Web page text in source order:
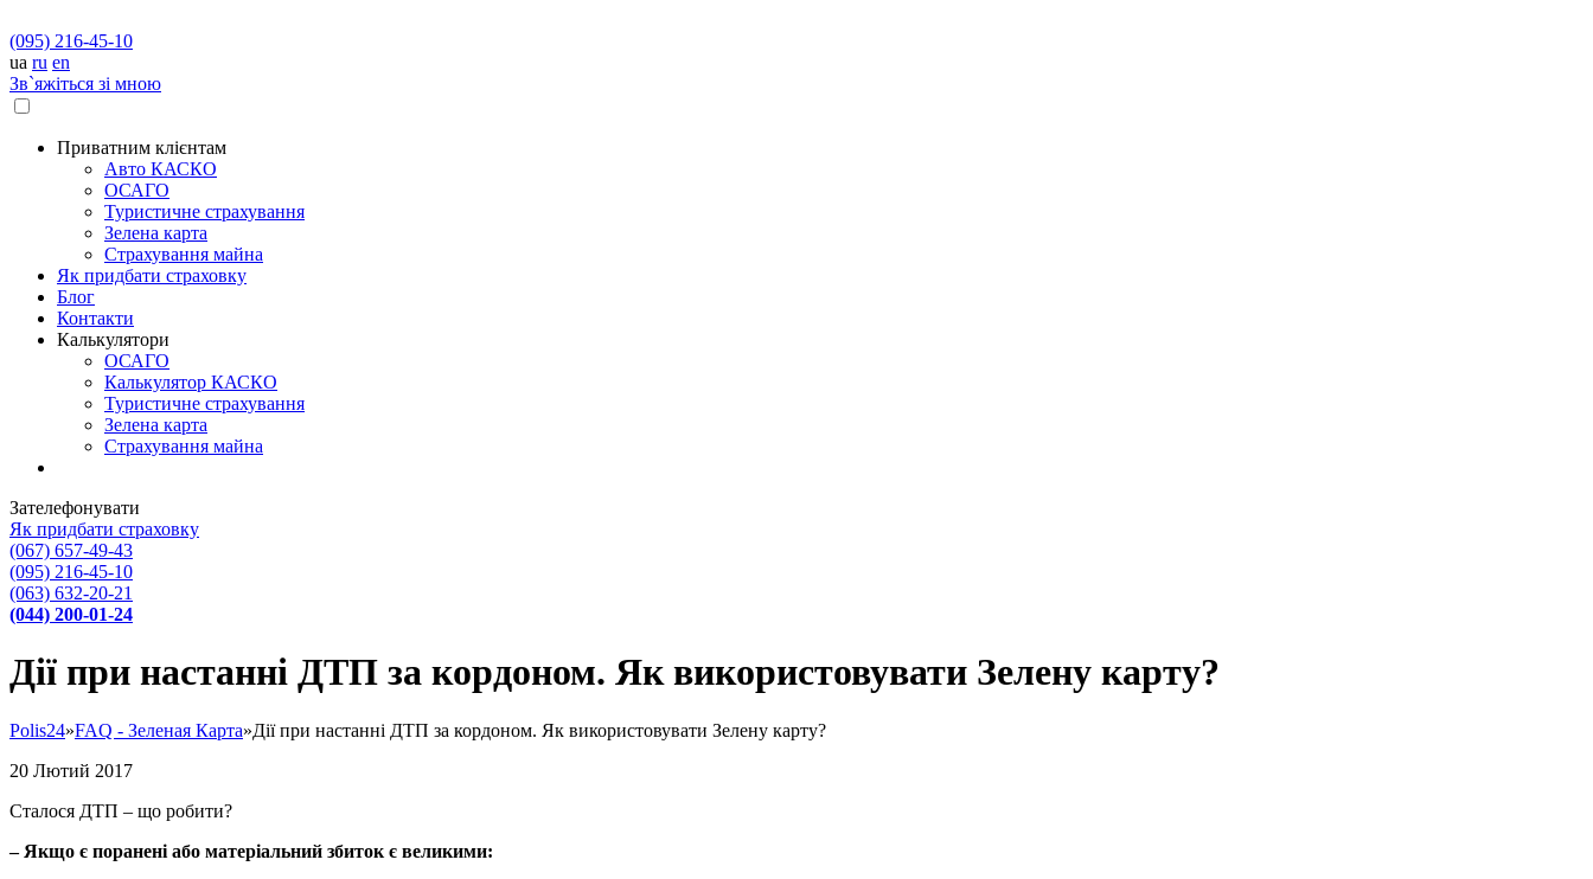
(095) 216-45-10
ua ru en
Зв`яжіться зі мною
Приватним клієнтам
Авто КАСКО
OСАГО
Туристичне страхування
Зелена карта
Страхування майна
Як придбати страховку
Блог
Контакти
Калькулятори
OСАГО
Калькулятор КАСКО
Туристичне страхування
Зелена карта
Страхування майна
Зателефонувати
Як придбати страховку
(067) 657-49-43
(095) 216-45-10
(063) 632-20-21
(044) 200-01-24
Дії при настанні ДТП за кордоном. Як використовувати Зелену карту?
Polis24»FAQ - Зеленая Карта»Дії при настанні ДТП за кордоном. Як використовувати Зелену карту?
20 Лютий 2017
Сталося ДТП – що робити?
– Якщо є поранені або матеріальний збиток є великими: